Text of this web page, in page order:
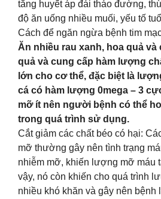
tăng huyết áp đái tháo đường,
độ ăn uống nhiều muối, yếu tố
Cách để ngăn ngừa bệnh tim
Ăn nhiều rau xanh, hoa quả và
quả và cung cấp hàm lượng
lớn cho cơ thể, đặc biệt là
cá có hàm lượng 0mega – 3
mỡ ít nên người bệnh có thể
trong quá trình sử dụng.
Cắt giảm các chất béo có hại:
mỡ thường gây nên tình trạng
nhiễm mỡ, khiến lượng mỡ máu
vậy, nó còn khiến cho quá trình
nhiều khó khăn và gây nên bệnh